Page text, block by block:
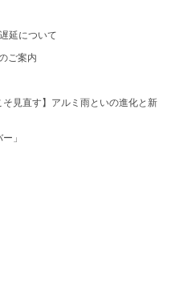
延について
ご案内
見直す】アルミ雨といの進化と新
」